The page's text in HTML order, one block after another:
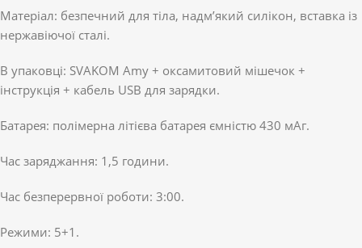
Матеріал: безпечний для тіла, надм’який силікон, вставка із
нержавіючої сталі.
В упаковці: SVAKOM Amy + оксамитовий мішечок +
інструкція + кабель USB для зарядки.
Батарея: полімерна літієва батарея ємністю 430 мАг.
Час заряджання: 1,5 години.
Час безперервної роботи: 3:00.
Режими: 5+1.